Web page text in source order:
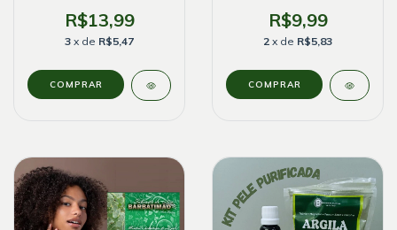
Barbatimão
R$13,99
3 x de R$5,47
R$9,99
2 x de R$5,83